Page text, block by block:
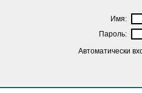
Имя:
Пароль:
Автоматически